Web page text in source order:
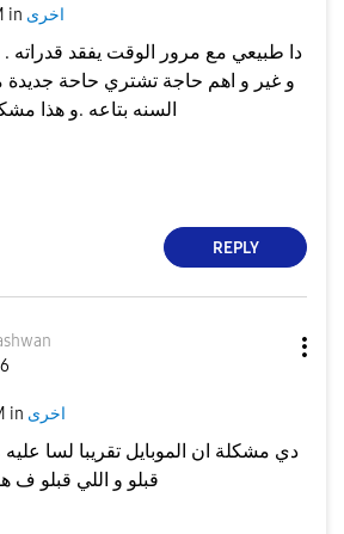
in اخرى
دا طبيعي مع مرور الوقت يفقد قدراته
و غير و اهم حاجة تشتري حاحة
السنه بتاعه .و هذا
REPLY
in اخرى
دي مشكلة ان الموبايل تقريبا لسا عليه
قبلو و اللي قبلو